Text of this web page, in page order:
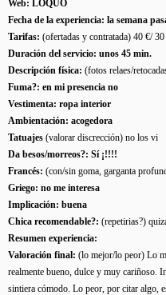
Web: LOQUO
Fecha de la experiencia: la semana
Tarifas: (ofertadas y contratada) 40 €/
Duración del servicio: unos 45 min.
Descripción física: (fotos relaes/
Fuma?: en mi presencia no
Vestimenta: ropa interior
Ambientación: acogedora
Tatuajes (valorar discrección) no los vi
Da besos/morreos?: Sí ¡!!!!
Francés: (con/sin goma, garganta
Griego: no me interesa
Implicación: buena
Chica recomendable?: (repetirias?)
Resumen experiencia:
Valoración final: (lo mejor/lo peor) Lo
realmente bueno, dulce y muy cariñoso.
sintiera cómodo. Lo peor, por citar algo,